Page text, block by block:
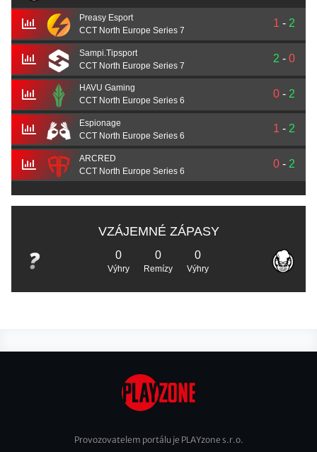
Preasy Esport
CCT North Europe Series 7
1 - 2
Sampi.Tipsport
CCT North Europe Series 7
2 - 0
HAVU Gaming
CCT North Europe Series 6
0 - 2
Espionage
CCT North Europe Series 6
1 - 2
ARCRED
CCT North Europe Series 6
0 - 2
VZÁJEMNÉ ZÁPASY
0
Výhry
0
Remízy
0
Výhry
Provozovatelem portálu je PLAYzone s.r.o.